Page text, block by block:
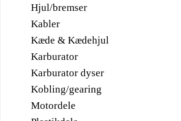
Hjul/bremser
Kabler
Kæde & Kædehjul
Karburator
Karburator dyser
Kobling/gearing
Motordele